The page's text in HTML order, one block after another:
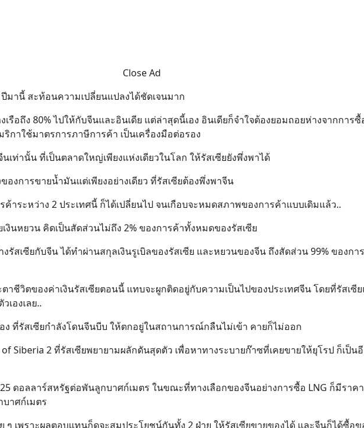
Close Ad
มานี้ สะท้อนความเปลี่ยนแปลงได้ชัดเจนมาก
รือถึง 80% ไปให้กับจีนและอินเดีย แต่ล่าสุดนี้เอง อินเดียก็จำใจต้องยอมถอยห่างจากการ
ริกาใช้มาตรการภาษีการค้า เป็นเครื่องมือต่อรอง
เท่านั้น ที่เป็นตลาดใหญ่เพียงแห่งเดียวในโลก ให้รัสเซียยังพึ่งพาได้
องการขายน้ำมันแต่เพียงอย่างเดียว ที่รัสเซียต้องพึ่งพาจีน
ค้าระหว่าง 2 ประเทศนี้ ก็ได้เปลี่ยนไป จนเกือบจะหมดสภาพของการค้าแบบเดิมแล้ว..
งินหยวน คิดเป็นสัดส่วนไม่ถึง 2% ของการค้าทั้งหมดของรัสเซีย
รัสเซียกับจีน ได้ทำผ่านสกุลเงินรูเบิลของรัสเซีย และหยวนของจีน ถึงสัดส่วน 99% ของกา
าชีวิตของค่าเงินรัสเซียตอนนี้ แทบจะผูกติดอยู่กับความเป็นไปของประเทศจีน โดยที่รัสเซี
เองเลย..
ง ที่รัสเซียกำลังโดนจีนบีบ ให้ตกอยู่ในสถานการณ์กลืนไม่เข้า คายก็ไม่ออก
Siberia 2 ที่รัสเซียพยายามผลักดันสุดตัว เพื่อหาทางระบายก๊าซที่เคยขายให้ยุโรป ก็เป็น
ดอลลาร์สหรัฐต่อพันลูกบาศก์เมตร ในขณะที่ทางเลือกของจีนอย่างการซื้อ LNG ก็มีราค
าศก์เมตร
ๆ เพราะผลตอบแทนก็ดูจะสมประโยชน์กันทั้ง 2 ฝ่าย ให้รัสเซียขายของได้ และจีนก็ได้ซื้อข